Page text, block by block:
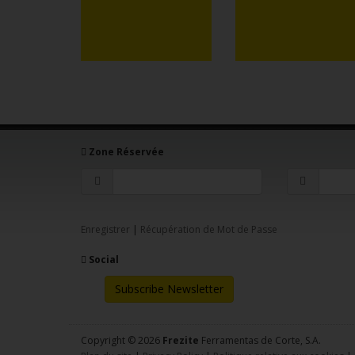
Zone Réservée
Enregistrer | Récupération de Mot de Passe
Social
Subscribe Newsletter
Copyright © 2026 Frezite Ferramentas de Corte, S.A.